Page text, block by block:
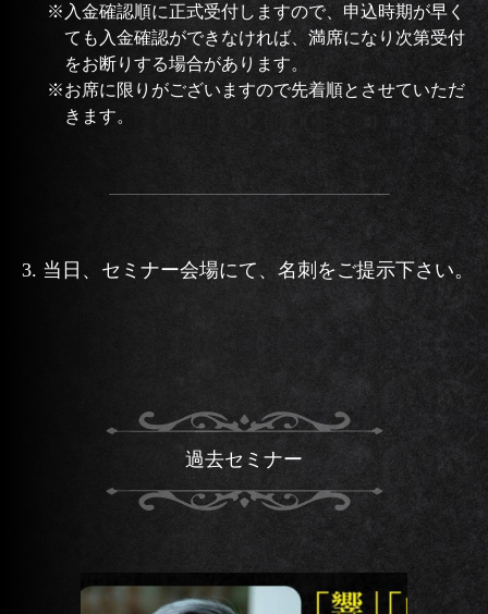
※入金確認順に正式受付しますので、申込時期が早く
ても入金確認ができなければ、満席になり次第受付
をお断りする場合があります。
※お席に限りがございますので先着順とさせていただ
きます。
3. 当日、セミナー会場にて、名刺をご提示下さい。
過去セミナー